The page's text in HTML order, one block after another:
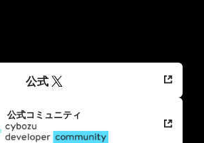
公式
公式コミュニティ